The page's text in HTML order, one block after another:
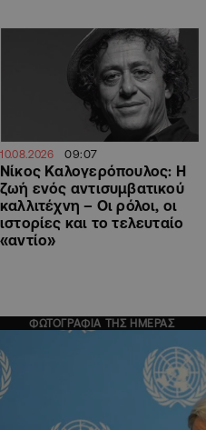
10.08.2026 09:07
Νίκος Καλογερόπουλος: Η
ζωή ενός αντισυμβατικού
καλλιτέχνη – Οι ρόλοι, οι
ιστορίες και το τελευταίο
«αντίο»
ΦΩΤΟΓΡΑΦΙΑ ΤΗΣ ΗΜΕΡΑΣ